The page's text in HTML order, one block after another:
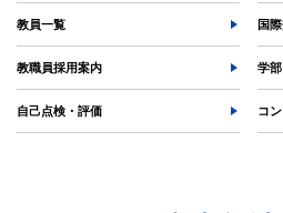
教員一覧 国
教職員採用案内 学
自己点検・評価 コ